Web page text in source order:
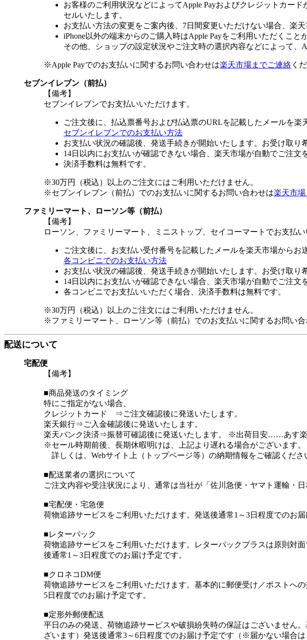
お客様のご利用状況などによってApple Payおよびクレジットカー
セルいたします。
お支払い方法の変更をご案内後、7日間変更いただけない場合、楽
iPhone以外の端末からのご購入時はApple Payをご利用いただくこと
その他、ショップの設定状況やご注文時の選択内容などによって、
※Apple Payでのお支払いに関するお問い合わせは楽天市場までご連絡 く
セブンイレブン（前払）
【備考】
セブンイレブンでお支払いいただけます。
ご注文後に、払込票番号および払込票のURLを記載したメールを楽
セブンイレブンでのお支払い方法
お支払い状況の確認後、発送手続きが開始いたします。お受け取り
14日以内にお支払いが確認できない場合、楽天市場が自動でご注文
決済手数料は無料です。
※30万円（税込）以上のご注文にはご利用いただけません。
※セブンイレブン（前払）でのお支払いに関するお問い合わせは楽天市
ファミリーマート、ローソン等（前払）
【備考】
ローソン、ファミリーマート、ミニストップ、セイコーマートでお支払い
ご注文後に、お支払い受付番号を記載したメールを楽天市場からお
各コンビニでのお支払い方法
お支払い状況の確認後、発送手続きが開始いたします。お受け取り
14日以内にお支払いが確認できない場合、楽天市場が自動でご注文
各コンビニでお支払いいただく場合、決済手数料は無料です。
※30万円（税込）以上のご注文にはご利用いただけません。
※ファミリーマート、ローソン等（前払）でのお支払いに関するお問い合
配送について
宅配便
【備考】
■商品発送のタイミング
特にご指定がない場合、
クレジットカード ⇒ご注文確認後に発送いたします。
楽天銀行⇒ご入金確認後に発送いたします。
楽天バンク決済⇒振替可確認後に発送いたします。 ※出荷目安……あす楽
※セール時期前後、長期休暇明けは、上記より遅れる場合がございます。
詳しくは、Webサイト上（トップページ等）の納期情報をご確認くださ
■配送業者の選択について
ご注文内容や受注状況により、通常は当社が「佐川急便・ヤマト運輸・
■宅配便・宅急便
荷物追跡サービスをご利用いただけます。発送後通常1～3日程度でのお届
■レターパック
荷物追跡サービスをご利用いただけます。レターパックプラスは原則対
後通常1～3日程度でのお届け予定です。
■クロネコDM便
荷物追跡サービスをご利用いただけます。基本的に郵便受け／ポストへ
5日程度でのお届け予定です。
■定形外郵便配送
平日のみの発送、荷物追跡サービスや破損紛失時の保証はございません
ざいます）発送後通常3～6日程度でのお届け予定です（※届かない場合